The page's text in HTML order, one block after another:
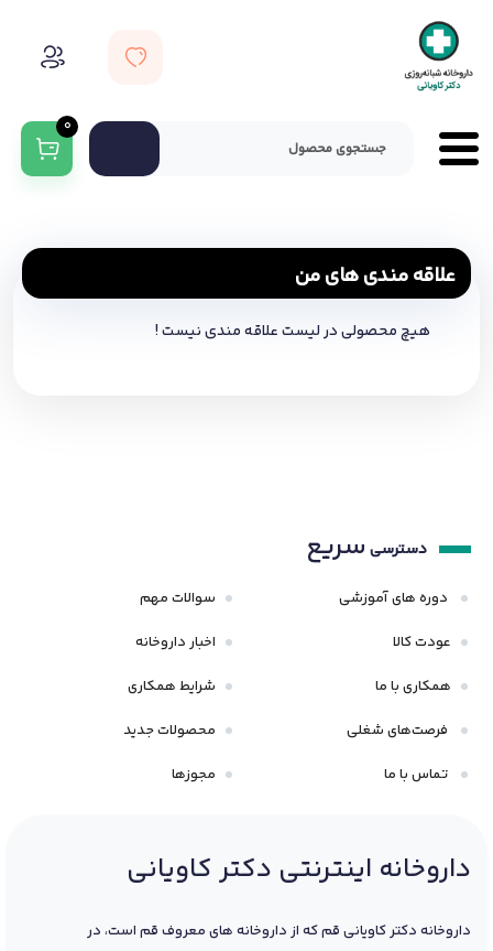
0
هیچ محصولی در لیست علاقه مندی نیست !
دسترسی سریع
دوره های آموزشی
عودت کالا
همکاری با ما
فرصت‌های شغلی
تماس با ما
سوالات مهم
اخبار داروخانه
شرایط همکاری
محصولات جدید
مجوزها
داروخانه اینترنتی دکتر کاویانی
داروخانه دکتر کاویانی قم که از داروخانه های معروف قم است، در